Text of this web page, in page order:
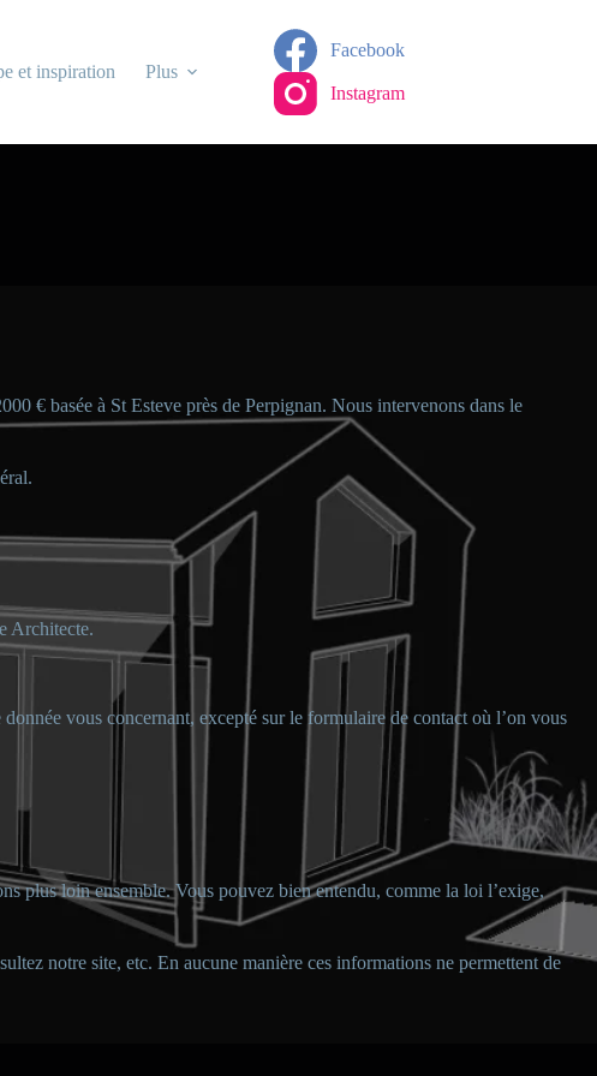
et inspiration Plus
Facebook
Instagram
€ basée à St Esteve près de Perpignan. Nous intervenons dans le
Architecte.
vous concernant, excepté sur le formulaire de contact où l’on vous
plus loin ensemble. Vous pouvez bien entendu, comme la loi l’exige,
notre site, etc. En aucune manière ces informations ne permettent de